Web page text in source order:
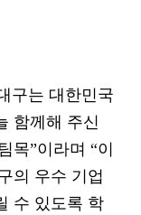
구는 대한민국
함께해 주신
목”이라며 “이
의 우수 기업
수 있도록 학